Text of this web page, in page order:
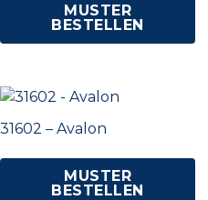
MUSTER
BESTELLEN
31602 – Avalon
MUSTER
BESTELLEN